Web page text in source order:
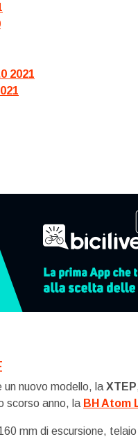
2021
un nuovo modello, la XTEP
scorso anno, la BH Atom
mm di escursione,